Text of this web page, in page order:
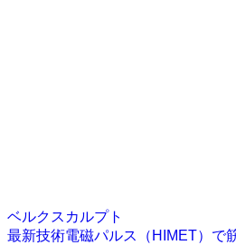
ベルクスカルプト
最新技術電磁パルス（HIMET）で